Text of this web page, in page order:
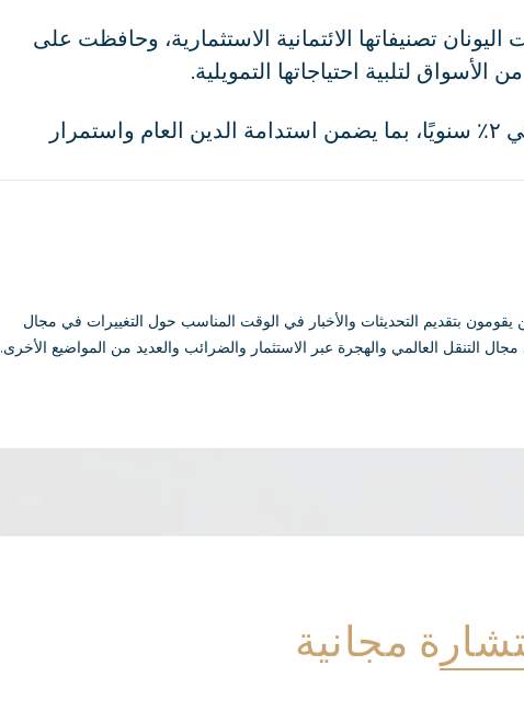
الإنقاذ في عام ٢٠١٨، استعادت اليونان تصنيفاتها الائتمانية الاستثمارية، وحافظت على
لتلبية احتياجاتها التمويلية.
وتخطط الحكومة للحفاظ على فائض أولي يبلغ حوالي ٢٪ سنويًا، بما يضمن استدامة الدين العام واستمرار
يقومون بتقديم التحديثات والأخبار في الوقت المناسب حول التغييرات في مجال
التنقل العالمي والهجرة عبر الاستثمار والضرائب والعديد من المواضيع الأخرى.
مجانية